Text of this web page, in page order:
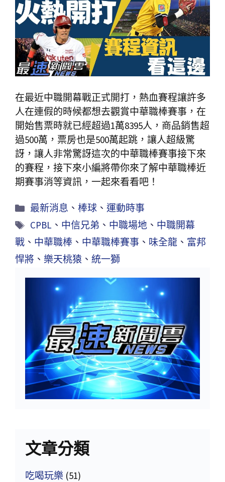
在最近中職開幕戰正式開打，熱血賽程讓許多
人在連假的時候都想去觀賞中華職棒賽事，在
開始售票時就已經超過1萬8395人，商品銷售超
過500萬，票房也是500萬起跳，讓人超級驚
訝，讓人非常驚訝這次的中華職棒賽事接下來
的賽程，接下來小編將帶你來了解中華職棒近
期賽事消等資訊，一起來看看吧！
最新消息 、棒球 、運動時事
CPBL 、 中信兄弟 、 中職場地 、 中職開幕
戰 、 中華職棒 、 中華職棒賽事 、 味全龍 、 富邦
悍將 、 樂天桃猿 、 統一獅
文章分類
吃喝玩樂 (51)